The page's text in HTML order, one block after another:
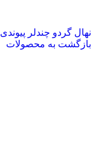
نهال گردو چندلر پیوندی
بازگشت به محصولات